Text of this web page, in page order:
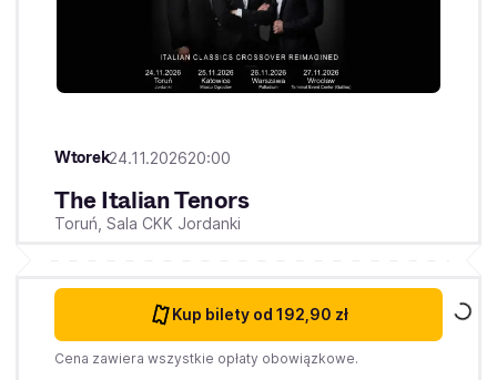
Wtorek24.11.202620:00
The Italian Tenors
Toruń, Sala CKK Jordanki
Kup bilety od 192,90 zł
Cena zawiera wszystkie opłaty obowiązkowe.